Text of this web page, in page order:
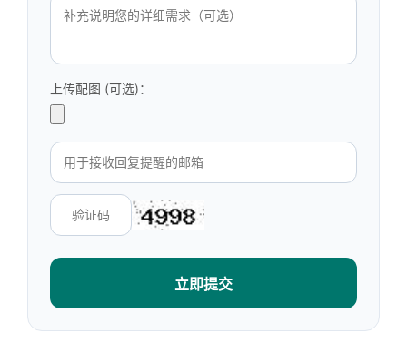
上传配图 (可选)：
立即提交